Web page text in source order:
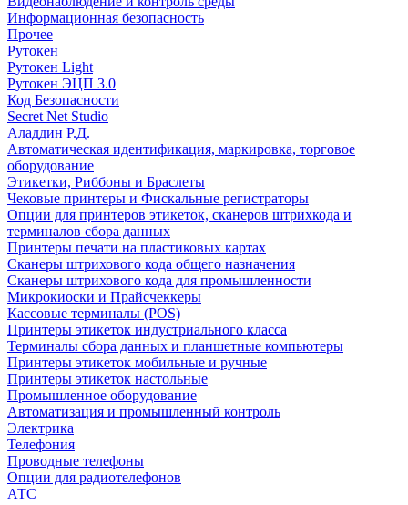
Информационная безопасность
Прочее
Рутокен
Рутокен Light
Рутокен ЭЦП 3.0
Код Безопасности
Secret Net Studio
Аладдин Р.Д.
Автоматическая идентификация, маркировка, торговое
оборудование
Этикетки, Риббоны и Браслеты
Чековые принтеры и Фискальные регистраторы
Опции для принтеров этикеток, сканеров штрихкода и
терминалов сбора данных
Принтеры печати на пластиковых картах
Сканеры штрихового кода общего назначения
Сканеры штрихового кода для промышленности
Микрокиоски и Прайсчеккеры
Кассовые терминалы (POS)
Принтеры этикеток индустриального класса
Терминалы сбора данных и планшетные компьютеры
Принтеры этикеток мобильные и ручные
Принтеры этикеток настольные
Промышленное оборудование
Автоматизация и промышленный контроль
Электрика
Телефония
Проводные телефоны
Опции для радиотелефонов
АТС